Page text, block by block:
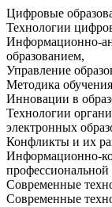
Цифровые
Технологии
Информационно-
образованием,
Управление
Методика
Инновации в
Технологии
электронных
Конфликты и их
Информационно-
профессиональной
Современные
Современные